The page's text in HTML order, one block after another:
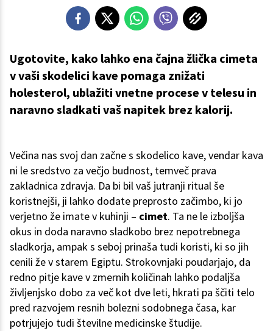
Ugotovite, kako lahko ena čajna žlička cimeta
v vaši skodelici kave pomaga znižati
holesterol, ublažiti vnetne procese v telesu in
naravno sladkati vaš napitek brez kalorij.
Večina nas svoj dan začne s skodelico kave, vendar kava
ni le sredstvo za večjo budnost, temveč prava
zakladnica zdravja. Da bi bil vaš jutranji ritual še
koristnejši, ji lahko dodate preprosto začimbo, ki jo
verjetno že imate v kuhinji – cimet. Ta ne le izboljša
okus in doda naravno sladkobo brez nepotrebnega
sladkorja, ampak s seboj prinaša tudi koristi, ki so jih
cenili že v starem Egiptu. Strokovnjaki poudarjajo, da
redno pitje kave v zmernih količinah lahko podaljša
življenjsko dobo za več kot dve leti, hkrati pa ščiti telo
pred razvojem resnih bolezni sodobnega časa, kar
potrjujejo tudi številne medicinske študije.